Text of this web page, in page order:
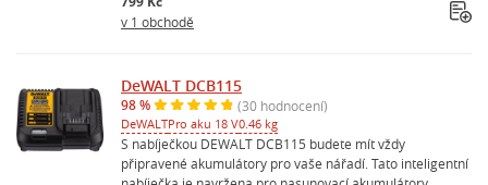
v 1 obchodě
DeWALT DCB115
98 % (30 hodnocení)
DeWALTPro aku 18 V0.46 kg
S nabíječkou DEWALT DCB115 budete mít vždy
připravené akumulátory pro vaše nářadí. Tato inteligentní